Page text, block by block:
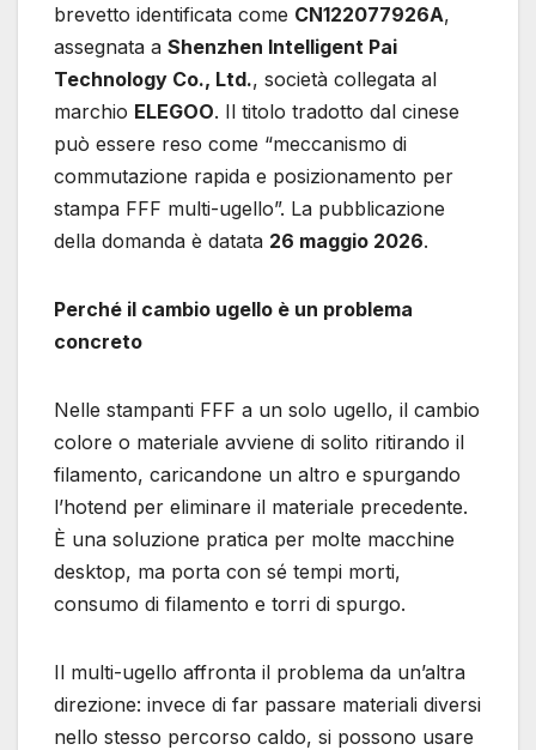
brevetto identificata come CN122077926A,
assegnata a Shenzhen Intelligent Pai
Technology Co., Ltd., società collegata al
marchio ELEGOO. Il titolo tradotto dal cinese
può essere reso come “meccanismo di
commutazione rapida e posizionamento per
stampa FFF multi-ugello”. La pubblicazione
della domanda è datata 26 maggio 2026.
Perché il cambio ugello è un problema
concreto
Nelle stampanti FFF a un solo ugello, il cambio
colore o materiale avviene di solito ritirando il
filamento, caricandone un altro e spurgando
l’hotend per eliminare il materiale precedente.
È una soluzione pratica per molte macchine
desktop, ma porta con sé tempi morti,
consumo di filamento e torri di spurgo.
Il multi-ugello affronta il problema da un’altra
direzione: invece di far passare materiali diversi
nello stesso percorso caldo, si possono usare